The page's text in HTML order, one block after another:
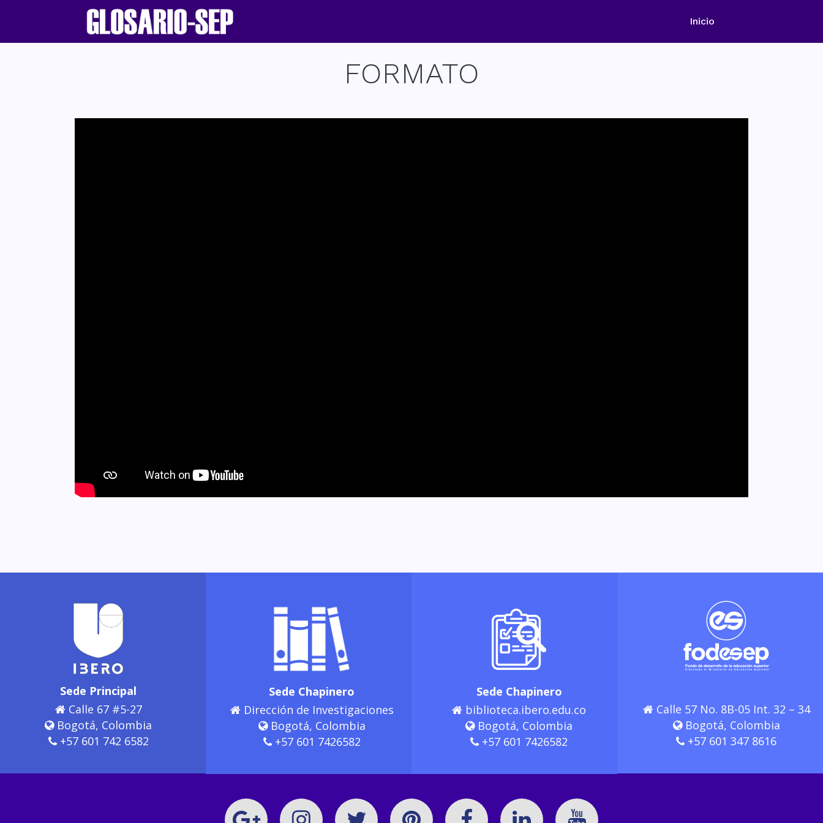
Inicio
FORMATO
Sede Principal
Calle 67 #5-27
Bogotá, Colombia
+57 601 742 6582
Sede Chapinero
Dirección de Investigaciones
Bogotá, Colombia
+57 601 7426582
Sede Chapinero
biblioteca.ibero.edu.co
Bogotá, Colombia
+57 601 7426582
Calle 57 No. 8B-05 Int. 32 – 34
Bogotá, Colombia
+57 601 347 8616